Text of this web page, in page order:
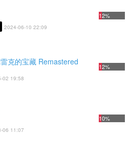
2024-06-10 22:09
12%
克的宝藏 Remastered
02 19:58
12%
06 11:07
10%